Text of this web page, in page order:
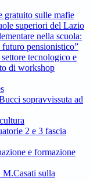
gratuito sulle mafie
superiori del Lazio
nella scuola:
pensionistico”
tecnologico e
di workshop
sopravvissuta ad
2 e 3 fascia
e formazione
M.Casati sulla